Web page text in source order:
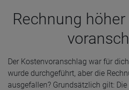
Rech­nung
Der Kostenvoranschlag war für
wurde durchgeführt, aber die
ausgefallen? Grundsätzlich gilt: